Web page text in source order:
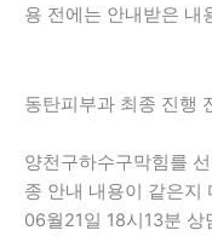
용 전에는 안내받은 내
동탄피부과 최종 진행
양천구하수구막힘를
종 안내 내용이 같은지
06월21일 18시13분